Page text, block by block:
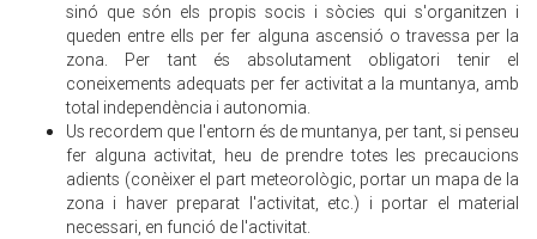
sinó que són els propis socis i sòcies qui s'organitzen i
queden entre ells per fer alguna ascensió o travessa per la
zona. Per tant és absolutament obligatori tenir el
coneixements adequats per fer activitat a la muntanya, amb
total independència i autonomia.
Us recordem que l'entorn és de muntanya, per tant, si penseu
fer alguna activitat, heu de prendre totes les precaucions
adients (conèixer el part meteorològic, portar un mapa de la
zona i haver preparat l'activitat, etc.) i portar el material
necessari, en funció de l'activitat.